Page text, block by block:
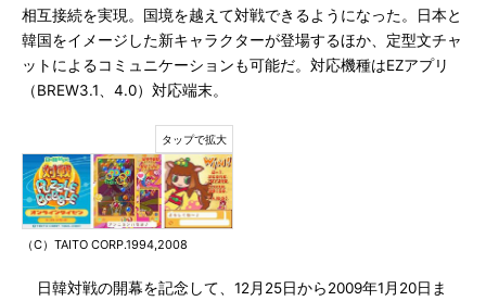
相互接続を実現。国境を越えて対戦できるようになった。日本と
韓国をイメージした新キャラクターが登場するほか、定型文チャ
ットによるコミュニケーションも可能だ。対応機種はEZアプリ
（BREW3.1、4.0）対応端末。
（C）TAITO CORP.1994,2008
日韓対戦の開幕を記念して、12月25日から2009年1月20日ま